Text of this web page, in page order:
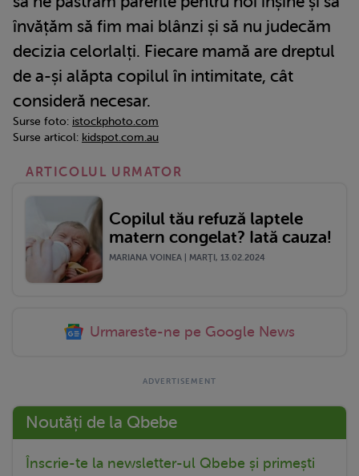
învățăm să fim mai blânzi și să nu judecăm
decizia celorlalți. Fiecare mamă are dreptul
de a-și alăpta copilul în intimitate, cât
consideră necesar.
Surse foto: istockphoto.com
Surse articol: kidspot.com.au
ARTICOLUL URMATOR
Copilul tău refuză laptele
matern congelat? Iată cauza!
MARIANA VOINEA | MARŢI, 13.02.2024
Urmareste-ne pe Google News
Noutăți de la Qbebe
Înscrie-te la newsletter-ul Qbebe și primești